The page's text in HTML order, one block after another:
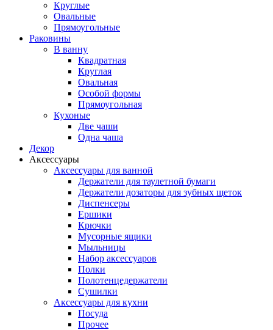
Круглые
Овальные
Прямоугольные
Раковины
В ванну
Квадратная
Круглая
Овальная
Особой формы
Прямоугольная
Кухоные
Две чаши
Одна чаша
Декор
Аксессуары
Аксессуары для ванной
Держатели для таулетной бумаги
Держатели дозаторы для зубных щеток
Диспенсеры
Ершики
Крючки
Мусорные ящики
Мыльницы
Набор аксессуаров
Полки
Полотенцедержатели
Сушилки
Аксессуары для кухни
Посуда
Прочее